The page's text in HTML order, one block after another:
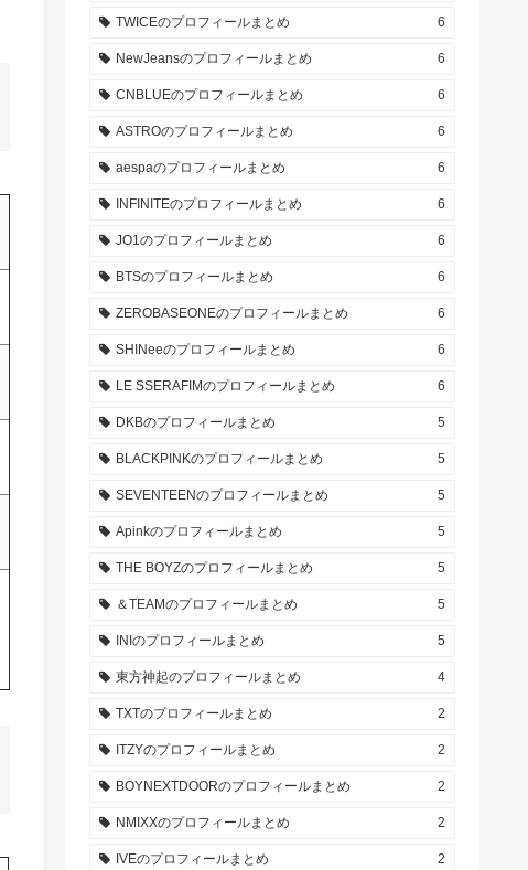
TWICEのプロフィールまとめ 6
NewJeansのプロフィールまとめ 6
CNBLUEのプロフィールまとめ 6
ASTROのプロフィールまとめ 6
aespaのプロフィールまとめ 6
INFINITEのプロフィールまとめ 6
JO1のプロフィールまとめ 6
BTSのプロフィールまとめ 6
ZEROBASEONEのプロフィールまとめ 6
SHINeeのプロフィールまとめ 6
LE SSERAFIMのプロフィールまとめ 6
DKBのプロフィールまとめ 5
BLACKPINKのプロフィールまとめ 5
SEVENTEENのプロフィールまとめ 5
Apinkのプロフィールまとめ 5
THE BOYZのプロフィールまとめ 5
＆TEAMのプロフィールまとめ 5
INIのプロフィールまとめ 5
東方神起のプロフィールまとめ 4
TXTのプロフィールまとめ 2
ITZYのプロフィールまとめ 2
BOYNEXTDOORのプロフィールまとめ 2
NMIXXのプロフィールまとめ 2
IVEのプロフィールまとめ 2